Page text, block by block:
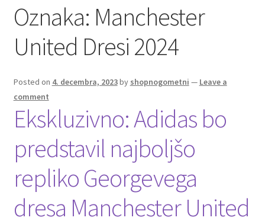
Kontaktiraj nas
Košarica
Moj račun
Trgovina
Zaključek nakupa
Oznaka: Manchester
United Dresi 2024
Posted on 4. decembra, 2023by shopnogometni — Leave a
comment
Ekskluzivno: Adidas bo
predstavil najboljšo
repliko Georgevega
dresa Manchester United